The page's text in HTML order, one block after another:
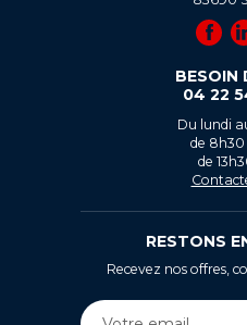
BESOIN
04 22
Du lundi
de 8h30
de
RESTONS
Recevez nos offres,